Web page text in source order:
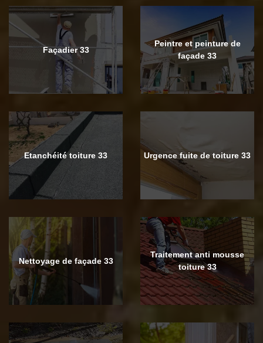
Façadier 33
Peintre et peinture de
façade 33
Etanchéité toiture 33 Urgence fuite de toiture 33
Nettoyage de façade 33
Traitement anti mousse
toiture 33